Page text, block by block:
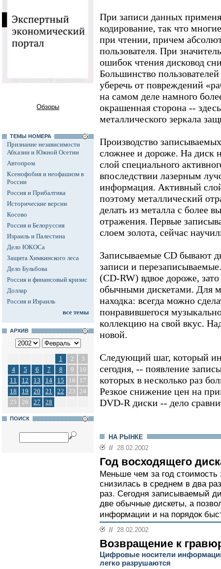
Обзоры
ТЕМЫ НОМЕРА
Признание независимости
Абхазии и Южной Осетии
Автопром
Ксенофобия и неофашизм в
России
Россия и Прибалтика
Исторические версии
Косово
Россия и Белоруссия
Израиль и Палестина
Дело ЮКОСа
Защита Химкинского леса
Дело Бульбова
Россия и финансовый кризис
Доллар
Россия и Израиль
все темы
АРХИВ
1 2
3
4
5 6 7 8 9
10
11
12 13 14 15 16
17
18
19 20 21 22 23 24
25
26 27 28
ПОИСК
При записи данных
кодирование, так что
при чтении, причем
пользователя. При
ошибок чтения дисковод
Большинство
уберечь от повреждений
на самом деле намного
окрашенная сторона --
металлического зеркала
Производство
сложнее и дороже. На диск
слой специального
впоследствии лазерным
информация. Активный
поэтому металлический
делать из металла с более
отражения. Первые
слоем золота, сейчас
Записываемые CD бывают
записи и
(CD-RW) вдвое дороже,
обычными дискетами. Для
находка: всегда можно
понравившегося
коллекцию на свой вкус.
новой.
Следующий шаг, который
сегодня, -- появление
которых в несколько раз
Резкое снижение цен на
DVD-R диски -- дело
НА РЫНКЕ
// 28.02.2002
Год восходящего
Меньше чем за год
снизилась в среднем в два
раз. Сегодня записываемый
две обычные дискеты, а
информации и на порядок
// 28.02.2002
Возвращение к
Цифровые носители
легко разрушаются